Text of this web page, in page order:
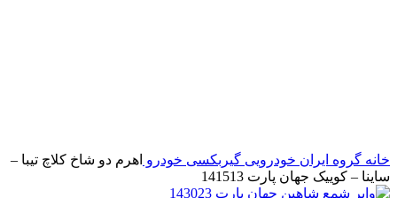
خانه گروه ایران خودرویی گیربکسی خودرو اهرم دو شاخ کلاچ تیبا –
ساینا – کوییک جهان پارت 141513